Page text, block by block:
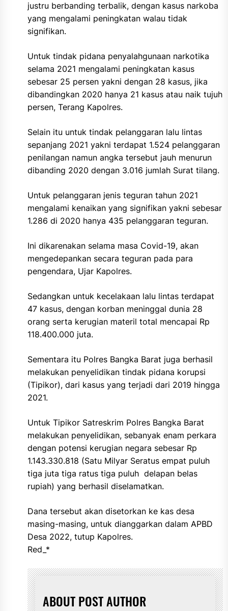
justru berbanding terbalik, dengan kasus narkoba
yang mengalami peningkatan walau tidak
signifikan.
Untuk tindak pidana penyalahgunaan narkotika
selama 2021 mengalami peningkatan kasus
sebesar 25 persen yakni dengan 28 kasus, jika
dibandingkan 2020 hanya 21 kasus atau naik tujuh
persen, Terang Kapolres.
Selain itu untuk tindak pelanggaran lalu lintas
sepanjang 2021 yakni terdapat 1.524 pelanggaran
penilangan namun angka tersebut jauh menurun
dibanding 2020 dengan 3.016 jumlah Surat tilang.
Untuk pelanggaran jenis teguran tahun 2021
mengalami kenaikan yang signifikan yakni sebesar
1.286 di 2020 hanya 435 pelanggaran teguran.
Ini dikarenakan selama masa Covid-19, akan
mengedepankan secara teguran pada para
pengendara, Ujar Kapolres.
Sedangkan untuk kecelakaan lalu lintas terdapat
47 kasus, dengan korban meninggal dunia 28
orang serta kerugian materil total mencapai Rp
118.400.000 juta.
Sementara itu Polres Bangka Barat juga berhasil
melakukan penyelidikan tindak pidana korupsi
(Tipikor), dari kasus yang terjadi dari 2019 hingga
2021.
Untuk Tipikor Satreskrim Polres Bangka Barat
melakukan penyelidikan, sebanyak enam perkara
dengan potensi kerugian negara sebesar Rp
1.143.330.818 (Satu Milyar Seratus empat puluh
tiga juta tiga ratus tiga puluh delapan belas
rupiah) yang berhasil diselamatkan.
Dana tersebut akan disetorkan ke kas desa
masing-masing, untuk dianggarkan dalam APBD
Desa 2022, tutup Kapolres.
Red_*
ABOUT POST AUTHOR